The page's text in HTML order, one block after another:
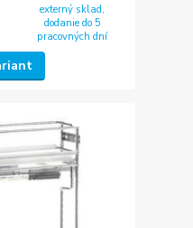
externý sklad,
dodanie do 5
pracovných dní